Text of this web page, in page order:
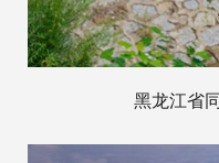
黑龙江省